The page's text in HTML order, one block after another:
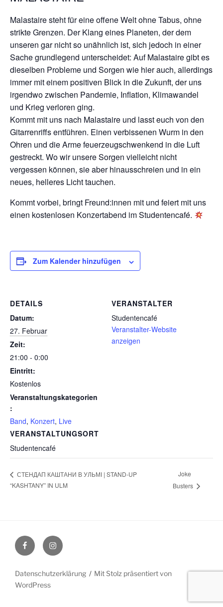
Malastaire steht für eine offene Welt ohne Tabus, ohne
strikte Grenzen. Der Klang eines Planeten, der dem
unseren gar nicht so unähnlich ist, sich jedoch in einer
Sache grundlegend unterscheidet: Auf Malastaire gibt es
dieselben Probleme und Sorgen wie hier auch, allerdings
immer mit einem positiven Blick in die Zukunft, der uns
irgendwo zwischen Pandemie, Inflation, Klimawandel
und Krieg verloren ging.
Kommt mit uns nach Malastaire und lasst euch von den
Gitarrenriffs entführen. Einen verbissenen Wurm in den
Ohren und die Arme feuerzeugschwenkend in die Luft
gestreckt. Wo wir unsere Sorgen vielleicht nicht
vergessen können, sie aber hinausschreien und in ein
neues, helleres Licht tauchen.
Kommt vorbei, bringt Freund:innen mit und feiert mit uns
einen kostenlosen Konzertabend im Studentencafé.
Zum Kalender hinzufügen
DETAILS
Datum:
27. Februar
Zeit:
21:00 - 0:00
Eintritt:
Kostenlos
Veranstaltungskategorien
:
Band, Konzert, Live
VERANSTALTUNGSORT
Studentencafé
VERANSTALTER
Studentencafé
Veranstalter-Website
anzeigen
СТЕНДАП КАШТАНИ В УЛЬМІ | STAND-UP
“KASHTANY” IN ULM
Joke
Busters
FacebookInstagram
Datenschutzerklärung
Mit Stolz präsentiert von
WordPress